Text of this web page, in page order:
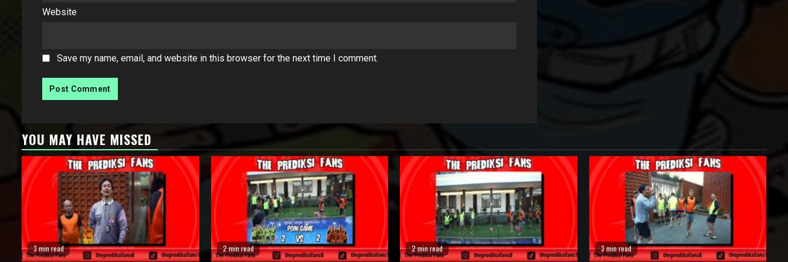
Website
Save my name, email, and website in this browser for the next time I comment.
YOU MAY HAVE MISSED
3 min read 2 min read 2 min read 3 min read